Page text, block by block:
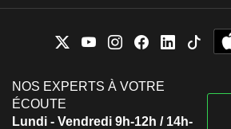
NOS EXPERTS À VOTRE
ÉCOUTE
Lundi - Vendredi 9h-12h / 14h-